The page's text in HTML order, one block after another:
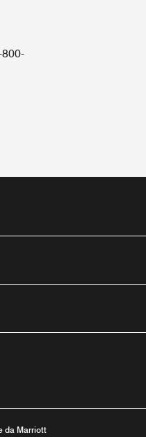
da Marriott